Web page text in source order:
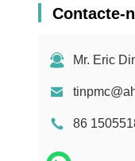
Contacte-
Mr. Eric
86